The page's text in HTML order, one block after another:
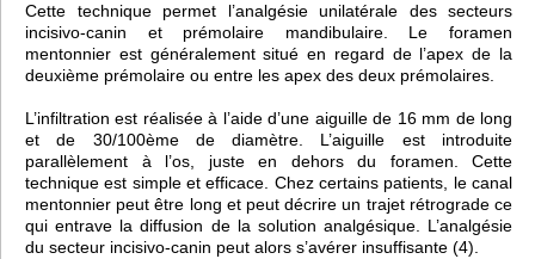
Cette technique permet l’analgésie unilatérale des secteurs
incisivo-canin et prémolaire mandibulaire. Le foramen
mentonnier est généralement situé en regard de l’apex de la
deuxième prémolaire ou entre les apex des deux prémolaires.
L’infiltration est réalisée à l’aide d’une aiguille de 16 mm de long
et de 30/100ème de diamètre. L’aiguille est introduite
parallèlement à l’os, juste en dehors du foramen. Cette
technique est simple et efficace. Chez certains patients, le canal
mentonnier peut être long et peut décrire un trajet rétrograde ce
qui entrave la diffusion de la solution analgésique. L’analgésie
du secteur incisivo-canin peut alors s’avérer insuffisante (4).